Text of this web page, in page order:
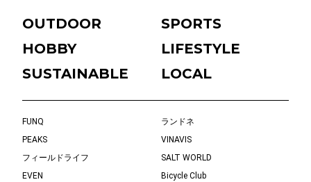
OUTDOOR
SPORTS
HOBBY
LIFESTYLE
SUSTAINABLE
LOCAL
FUNQ
ランドネ
PEAKS
VINAVIS
フィールドライフ
SALT WORLD
EVEN
Bicycle Club